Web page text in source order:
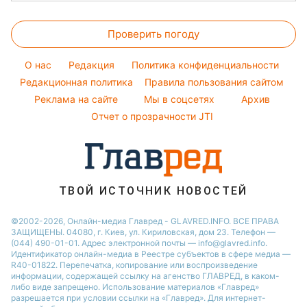
Погода на завтра
Окрашивание волос
Красивый маникюр
Модные ошибки
Новости моды
Советы от Андре Тана
Новости Полтавы
Новости Сум
Новости Львова
Новости Черкассы
Новости Днепра
Новости Ровно
Новости Тернополя
Новости Запорожья
Новости Одессы
Проверить погоду
O нас Редакция
Политика конфиденциальности
Редакционная политика
Правила пользования сайтом
Реклама на сайте
Мы в соцсетях
Архив
Отчет о прозрачности JTI
ТВОЙ ИСТОЧНИК НОВОСТЕЙ
©2002-2026, Онлайн-медиа Главред - GLAVRED.INFO. ВСЕ ПРАВА
ЗАЩИЩЕНЫ. 04080, г. Киев, ул. Кириловская, дом 23. Телефон —
(044) 490-01-01. Адрес электронной почты — info@glavred.info.
Идентификатор онлайн-медиа в Реестре cубъектов в сфере медиа —
R40-01822. Перепечатка, копирование или воспроизведение
информации, содержащей ссылку на агенство ГЛАВРЕД, в каком-
либо виде запрещено. Использование материалов «Главред»
разрешается при условии ссылки на «Главред». Для интернет-